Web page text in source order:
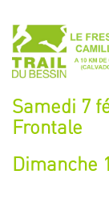
Samedi 7
Frontale
Dimanche